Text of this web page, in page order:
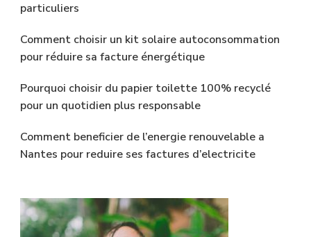
particuliers
Comment choisir un kit solaire autoconsommation
pour réduire sa facture énergétique
Pourquoi choisir du papier toilette 100% recyclé
pour un quotidien plus responsable
Comment beneficier de l’energie renouvelable a
Nantes pour reduire ses factures d’electricite